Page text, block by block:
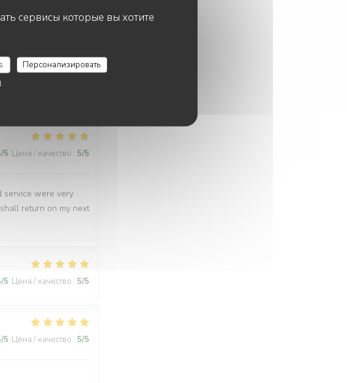
сервисы которые вы хотите
Персонализировать
to let us order in
and a light a creamy
los argentinos :)
/5 Цена / качество : 5/5
service were very
return on my next
/5 Цена / качество : 5/5
/5 Цена / качество : 5/5